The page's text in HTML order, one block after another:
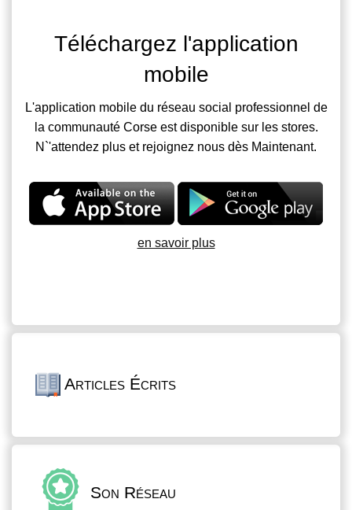
Téléchargez l'application
mobile
L'application mobile du réseau social professionnel de
la communauté Corse est disponible sur les stores.
N`'attendez plus et rejoignez nous dès Maintenant.
en savoir plus
Articles Écrits
Son Réseau